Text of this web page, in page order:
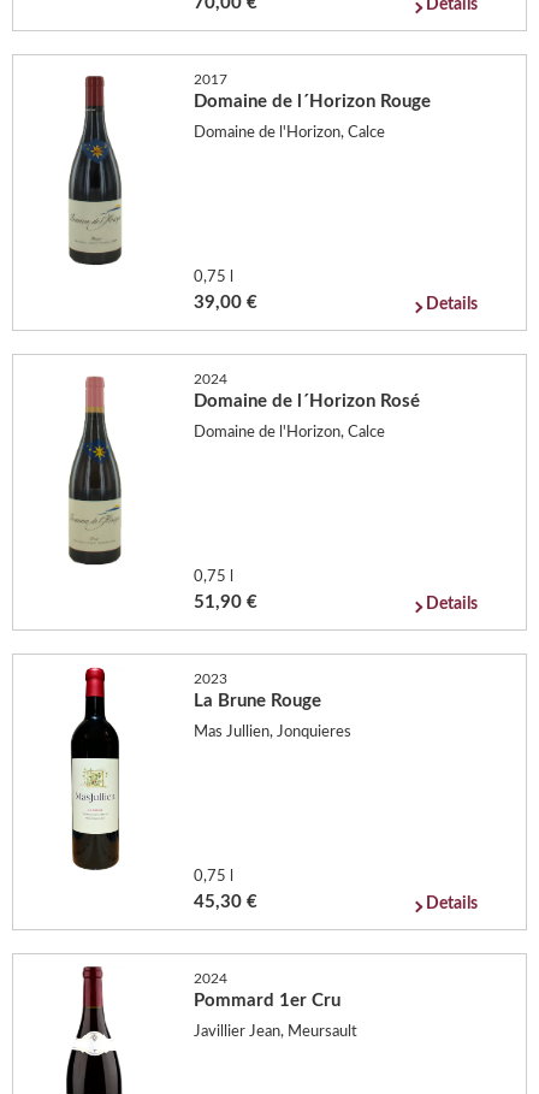
Details
2017
Domaine de l´Horizon Rouge
Domaine de l'Horizon, Calce
0,75 l
39,00 € Details
2024
Domaine de l´Horizon Rosé
Domaine de l'Horizon, Calce
0,75 l
51,90 € Details
2023
La Brune Rouge
Mas Jullien, Jonquieres
0,75 l
45,30 € Details
2024
Pommard 1er Cru
Javillier Jean, Meursault